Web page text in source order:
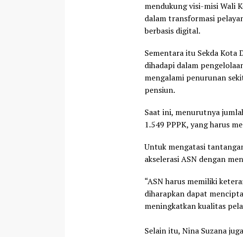
mendukung visi-misi Wali
dalam transformasi
berbasis digital.
Sementara itu Sekda Kota
dihadapi dalam
mengalami penurunan
pensiun.
Saat ini, menurutnya
1.549 PPPK, yang harus
Untuk mengatasi
akselerasi ASN dengan
“ASN harus memiliki
diharapkan dapat
meningkatkan kualitas
Selain itu, Nina Suzana